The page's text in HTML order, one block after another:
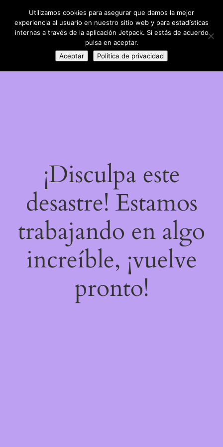
DIY con lana LinkedIn
Instagram
Facebook
Acceder
¡Disculpa este
desastre! Estamos
trabajando en algo
increíble, ¡vuelve
pronto!
Utilizamos cookies para asegurar que damos la mejor
experiencia al usuario en nuestro sitio web y para estadísticas
internas a través de la aplicación Jetpack. Si estás de acuerdo
pulsa en aceptar.
Aceptar
Política de privacidad